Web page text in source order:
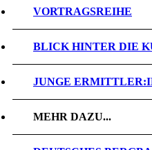
VORTRAGSREIHE
BLICK HINTER DIE
JUNGE
MEHR DAZU...